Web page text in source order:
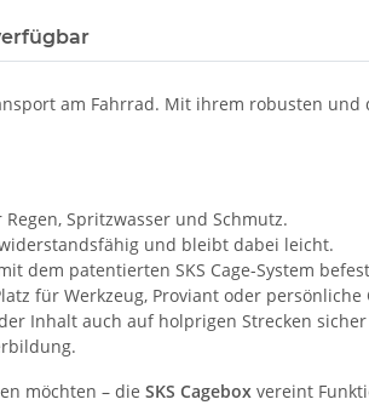
am Fahrrad. Mit ihrem robusten
Spritzwasser und Schmutz.
und bleibt dabei leicht.
dem patentierten SKS Cage-System
für Werkzeug, Proviant oder persönliche
Inhalt auch auf holprigen Strecken
möchten – dieSKS Cagebox vereint